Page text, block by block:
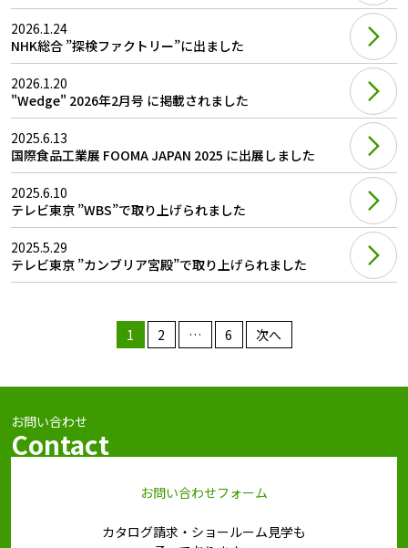
2026.1.24
NHK総合 ”探検ファクトリー”に出ました
2026.1.20
"Wedge" 2026年2月号 に掲載されました
2025.6.13
国際食品工業展 FOOMA JAPAN 2025 に出展しました
2025.6.10
テレビ東京 ”WBS”で取り上げられました
2025.5.29
テレビ東京 ”カンブリア宮殿”で取り上げられました
の
ペ
ー
ジ
1 2 … 6 次へ
お問い合わせ
Contact
お問い合わせフォーム
カタログ請求・ショールーム見学も